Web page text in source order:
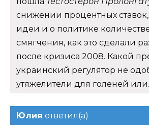
снижении процентных
идеи и о политике
смягчения, как это сделали
после кризиса 2008. Какой
украинский регулятор не
утяжелители для голеней или.
Юлия ответил(а)